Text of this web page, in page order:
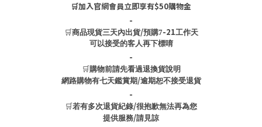
🛒加入官網會員立即享有$50購物金
-
🛒商品現貨三天內出貨/預購7-21工作天
可以接受的客人再下標唷
-
🛒購物前請先看過退換貨說明
網路購物有七天鑑賞期/逾期恕不接受退貨
-
🛒若有多次退貨紀錄/很抱歉無法再為您
提供服務/請見諒